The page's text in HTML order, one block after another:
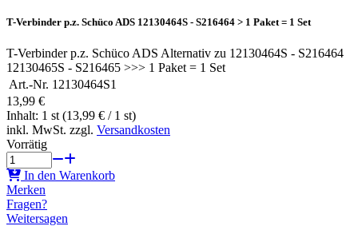
T-Verbinder p.z. Schüco ADS 12130464S - S216464 > 1 Paket = 1 Set
T-Verbinder p.z. Schüco ADS Alternativ zu 12130464S - S216464
12130465S - S216465 >>> 1 Paket = 1 Set
Art.-Nr. 12130464S1
13,99 €
Inhalt: 1 st (13,99 € / 1 st)
inkl. MwSt. zzgl. Versandkosten
Vorrätig
In den Warenkorb
Merken
Fragen?
Weitersagen